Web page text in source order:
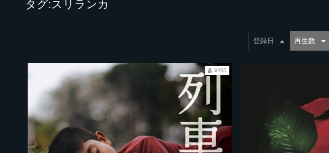
タグ:スリランカ
登録日 再生数
¥495